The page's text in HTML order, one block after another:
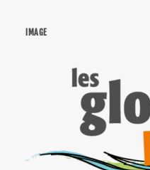
IMAGE